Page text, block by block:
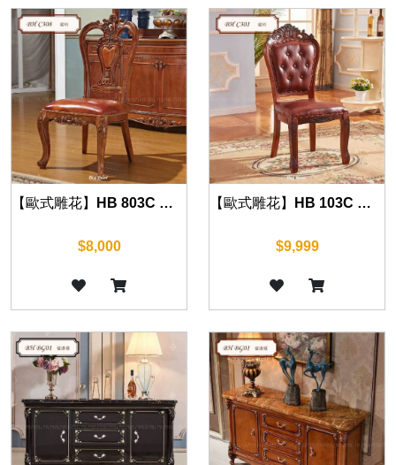
【歐式雕花】HB 803C 餐椅(復古棕)
$8,000
【歐式雕花】HB 103C 餐椅(復古棕)
$9,999